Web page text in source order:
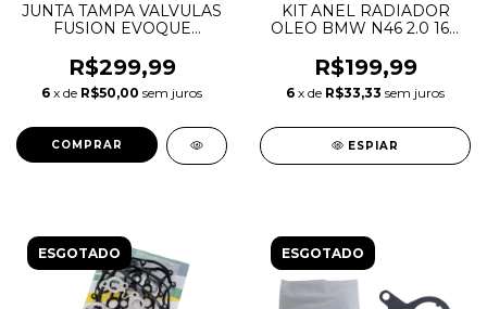
JUNTA TAMPA VALVULAS
FUSION EVOQUE
DISCOVERY SPORT
VOLVO XC60 2.0 16V
ECOBOOST BB5Z6584A
R$299,99
6 x de R$50,00 sem juros
KIT ANEL RADIADOR
OLEO BMW N46 2.0 16V
R$199,99
6 x de R$33,33 sem juros
ESPIAR
ESGOTADO ESGOTADO